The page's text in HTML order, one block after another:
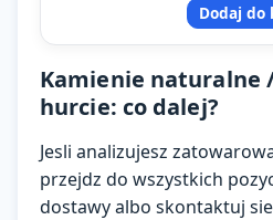
Dodaj do
Kamienie naturalne
hurcie: co dalej?
Jesli analizujesz
przejdz do wszystkich
dostawy albo skontaktuj